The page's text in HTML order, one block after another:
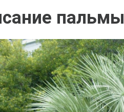
пальмы